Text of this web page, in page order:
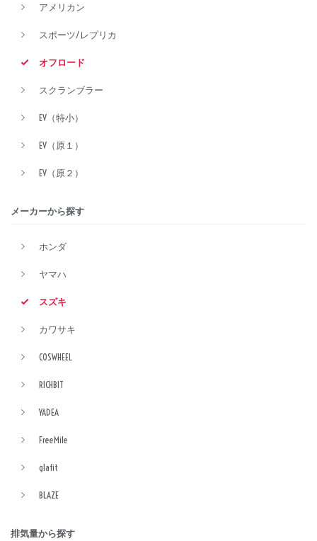
アメリカン
スポーツ/レプリカ
オフロード
スクランブラー
EV（特小）
EV（原１）
EV（原２）
メーカーから探す
ホンダ
ヤマハ
スズキ
カワサキ
COSWHEEL
RICHBIT
YADEA
FreeMile
glafit
BLAZE
排気量から探す